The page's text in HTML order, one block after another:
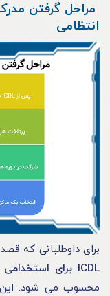
انتظامی
برای داوطلبانی که
ICDL برای استخدامی نیروی انتظامی
محسوب می شود. این